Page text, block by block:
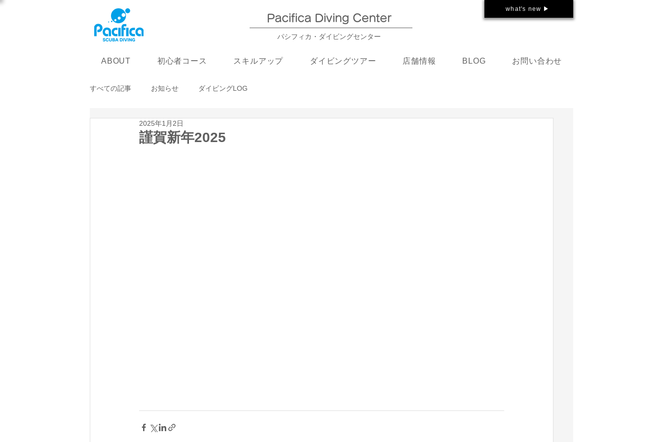
Pacifica Diving Center​
パシフィカ・ダイビングセンター
what's new ▶
ABOUT 初心者コース スキルアップ ダイビングツアー 店舗情報 BLOG お問い合わせ
すべての記事 お知らせ ダイビングLOG
謹賀新年2025
2025年1月2日